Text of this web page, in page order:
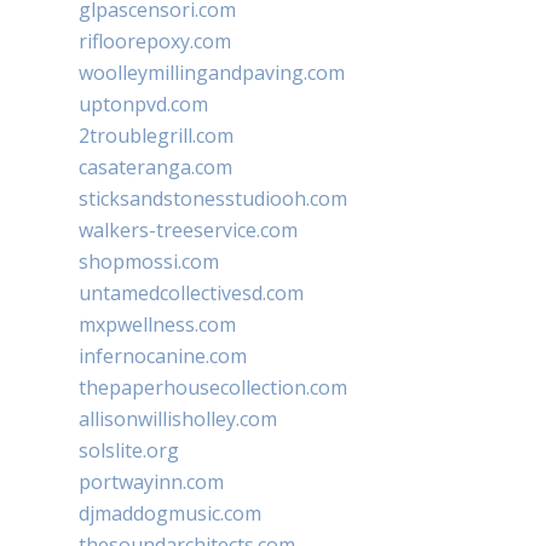
glpascensori.com
rifloorepoxy.com
woolleymillingandpaving.com
uptonpvd.com
2troublegrill.com
casateranga.com
sticksandstonesstudiooh.com
walkers-treeservice.com
shopmossi.com
untamedcollectivesd.com
mxpwellness.com
infernocanine.com
thepaperhousecollection.com
allisonwillisholley.com
solslite.org
portwayinn.com
djmaddogmusic.com